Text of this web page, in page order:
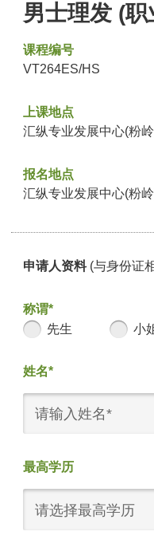
男士理发 (
课程编号
VT264ES/HS
上课地点
汇纵专业发展中心(粉
报名地点
汇纵专业发展中心(粉
申请人资料 (与身份证
称谓*
先生
小
姓名*
最高学历
请选择最高学历